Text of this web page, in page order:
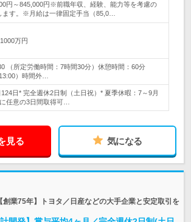
円～845,000円※前職年収、経験、能力等を考慮の
ます。※月給は一律固定手当（85,0…
万円
（所定労働時間：7時間30分）休憩時間：60分
）時間外…
日* 完全週休2日制（土日祝）* 夏季休暇：7～9月
任意の3日間取得可…
見る 気になる
創業75年】トヨタ／日産などの大手企業と安定取引を